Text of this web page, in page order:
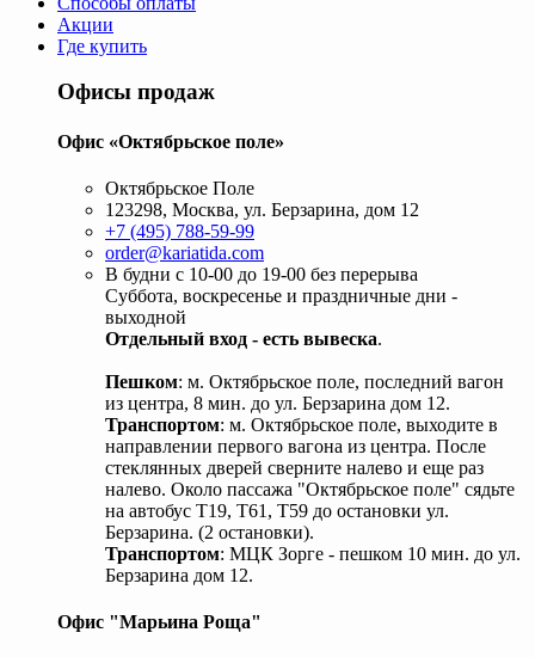
Акции
Где купить
Офисы продаж
Офис «Октябрьское поле»
Октябрьское Поле
123298, Москва, ул. Берзарина, дом 12
+7 (495) 788-59-99
order@kariatida.com
В будни с 10-00 до 19-00 без перерыва
Суббота, воскресенье и праздничные дни -
выходной
Отдельный вход - есть вывеска.
Пешком: м. Октябрьское поле, последний вагон
из центра, 8 мин. до ул. Берзарина дом 12.
Транспортом: м. Октябрьское поле, выходите в
направлении первого вагона из центра. После
стеклянных дверей сверните налево и еще раз
налево. Около пассажа "Октябрьское поле" сядьте
на автобус Т19, Т61, Т59 до остановки ул.
Берзарина. (2 остановки).
Транспортом: МЦК Зорге - пешком 10 мин. до ул.
Берзарина дом 12.
Офис "Марьина Роща"